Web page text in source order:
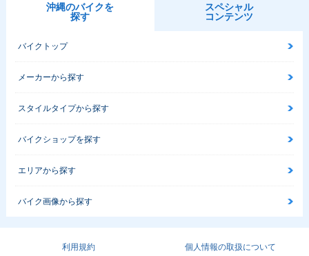
沖縄のバイクを
探す
スペシャル
コンテンツ
バイクトップ
メーカーから探す
スタイルタイプから探す
バイクショップを探す
エリアから探す
バイク画像から探す
利用規約 個人情報の取扱について